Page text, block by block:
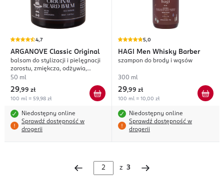
4,7
ARGANOVE Classic Original
balsam do stylizacji i pielęgnacji
zarostu, zmiękcza, odżywia,
dodaje blasku
50 ml
29,99 zł
100 ml = 59,98 zł
Niedostępny online
Sprawdź dostępność w
drogerii
5,0
HAGI Men Whisky Barber
szampon do brody i wąsów
300 ml
29,99 zł
100 ml = 10,00 zł
Niedostępny online
Sprawdź dostępność w
drogerii
z 3